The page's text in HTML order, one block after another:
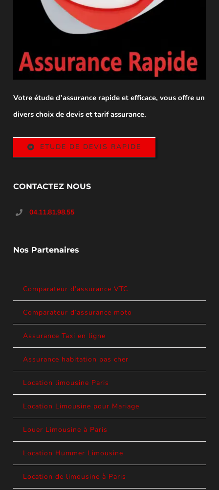
Votre étude d’assurance rapide et efficace, vous offre un
divers choix de devis et tarif assurance.
ETUDE DE DEVIS RAPIDE
CONTACTEZ NOUS
04.11.81.98.55
Nos Partenaires
Comparateur d’assurance VTC
Comparateur d’assurance moto
Assurance Taxi en ligne
Assurance habitation pas cher
Location limousine Paris
Location Limousine pour Mariage
Louer Limousine à Paris
Location Hummer Limousine
Location de limousine à Paris